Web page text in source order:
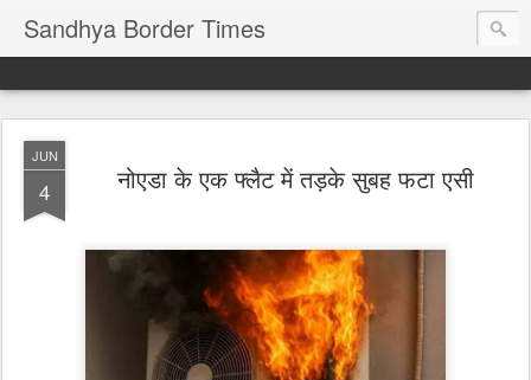
Sandhya Border Times
JUN
4 नोएडा के एक फ्लैट में तड़के सुबह फटा एसी